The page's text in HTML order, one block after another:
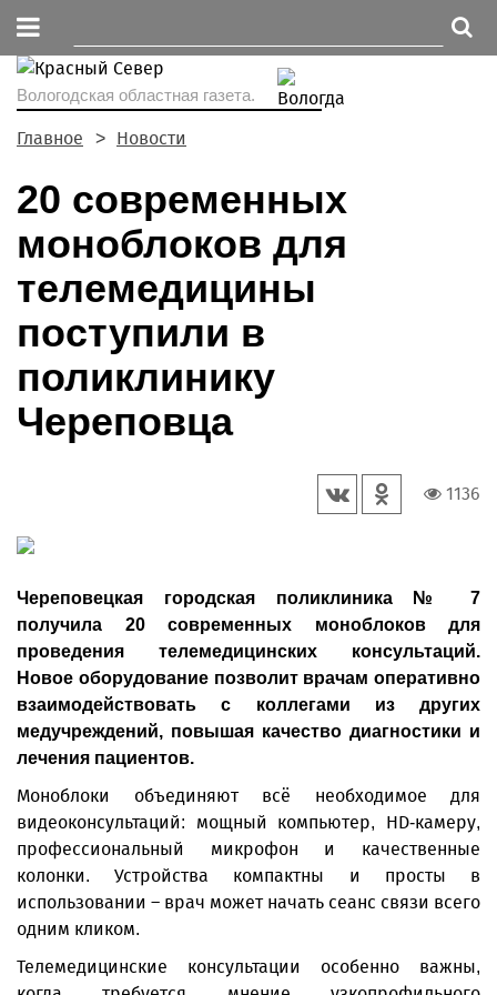
Вологодская областная газета.
Главное Новости
20 современных
моноблоков для
телемедицины
поступили в
поликлинику
Череповца
1136
Череповецкая городская поликлиника № 7
получила 20 современных моноблоков для
проведения телемедицинских консультаций.
Новое оборудование позволит врачам оперативно
взаимодействовать с коллегами из других
медучреждений, повышая качество диагностики и
лечения пациентов.
Моноблоки объединяют всё необходимое для
видеоконсультаций: мощный компьютер, HD-камеру,
профессиональный микрофон и качественные
колонки. Устройства компактны и просты в
использовании – врач может начать сеанс связи всего
одним кликом.
Телемедицинские консультации особенно важны,